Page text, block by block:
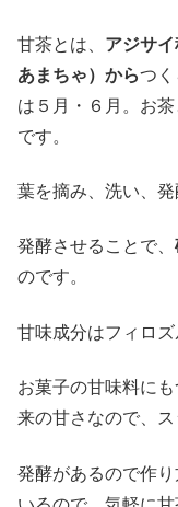
甘茶とは、 アジサ
あまちゃ）からつ
は５月・６月。お
です。
葉を摘み、洗い、発
発酵させることで、
のです。
甘味成分はフィロズ
お菓子の甘味料に
来の甘さなので、ス
発酵があるので作